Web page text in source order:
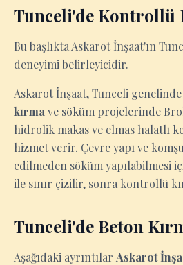
Tunceli'de Kontrollü
Bu başlıkta Askarot İnşaat'ın
deneyimi belirleyicidir.
Askarot İnşaat, Tunceli genelinde
kırma ve söküm projelerinde
hidrolik makas ve elmas halatlı
hizmet verir. Çevre yapı ve
edilmeden söküm yapılabilmesi
ile sınır çizilir, sonra kontrollü
Tunceli'de Beton
Aşağıdaki ayrıntılar Askarot